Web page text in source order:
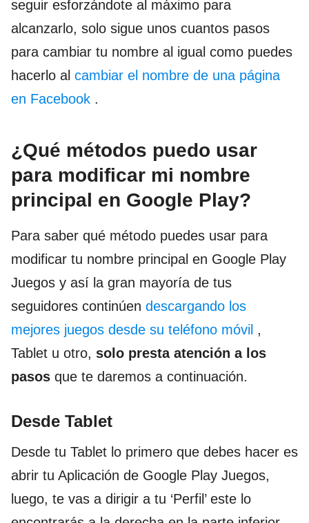
seguir esforzándote al máximo para
alcanzarlo, solo sigue unos cuantos pasos
para cambiar tu nombre al igual como puedes
hacerlo al cambiar el nombre de una página
en Facebook .
¿Qué métodos puedo usar
para modificar mi nombre
principal en Google Play?
Para saber qué método puedes usar para
modificar tu nombre principal en Google Play
Juegos y así la gran mayoría de tus
seguidores continúen descargando los
mejores juegos desde su teléfono móvil ,
Tablet u otro, solo presta atención a los
pasos que te daremos a continuación.
Desde Tablet
Desde tu Tablet lo primero que debes hacer es
abrir tu Aplicación de Google Play Juegos,
luego, te vas a dirigir a tu ‘Perfil’ este lo